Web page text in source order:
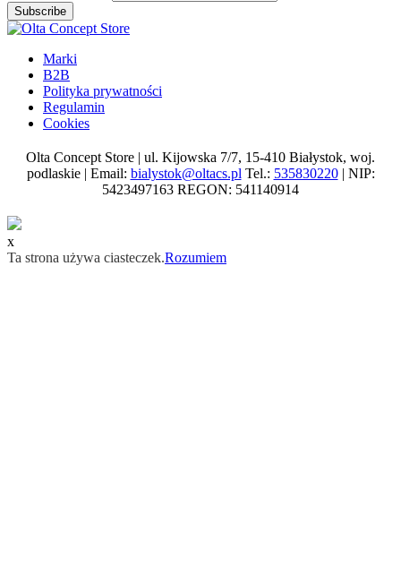
Subscribe
Marki
B2B
Polityka prywatności
Regulamin
Cookies
Olta Concept Store | ul. Kijowska 7/7, 15-410 Białystok, woj.
podlaskie | Email: bialystok@oltacs.pl Tel.: 535830220| NIP:
5423497163 REGON: 541140914
x
Ta strona używa ciasteczek.Rozumiem